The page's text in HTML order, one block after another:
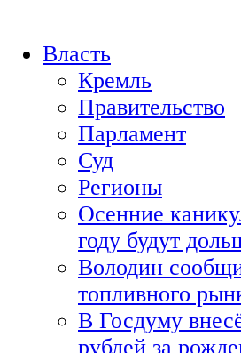
Власть
Кремль
Правительство
Парламент
Суд
Регионы
Осенние
году будут
Володин
топливного
В Госдуму
рублей за